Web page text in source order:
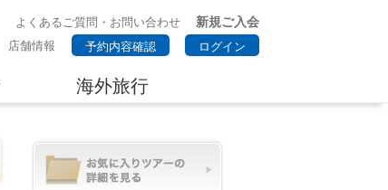
よくあるご質問・お問い合わせ
新規ご入会
店舗情報 予約内容確認 ログイン
海外旅行